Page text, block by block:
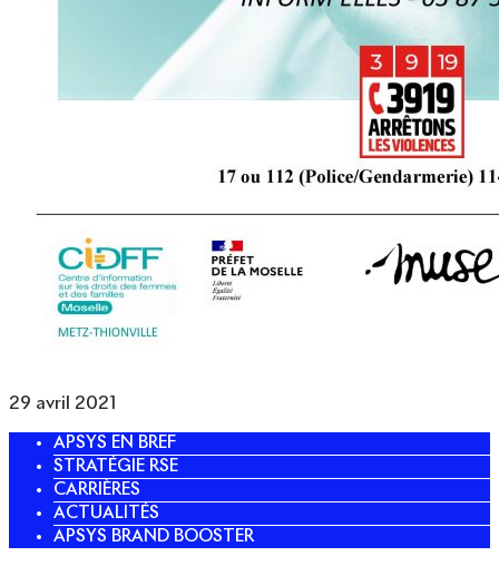
29 avril 2021
APSYS EN BREF
STRATÉGIE RSE
CARRIÈRES
ACTUALITÉS
APSYS BRAND BOOSTER